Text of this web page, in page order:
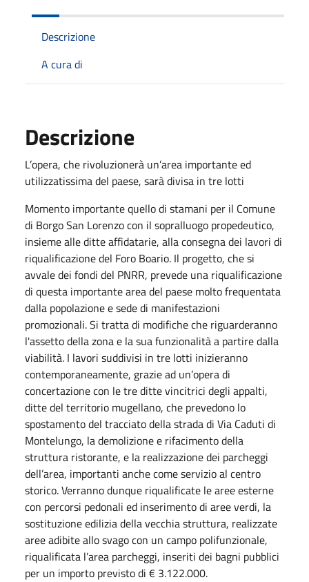
Descrizione
A cura di
Descrizione
L’opera, che rivoluzionerà un’area importante ed
utilizzatissima del paese, sarà divisa in tre lotti
Momento importante quello di stamani per il Comune
di Borgo San Lorenzo con il sopralluogo propedeutico,
insieme alle ditte affidatarie, alla consegna dei lavori di
riqualificazione del Foro Boario. Il progetto, che si
avvale dei fondi del PNRR, prevede una riqualificazione
di questa importante area del paese molto frequentata
dalla popolazione e sede di manifestazioni
promozionali. Si tratta di modifiche che riguarderanno
l'assetto della zona e la sua funzionalità a partire dalla
viabilità. I lavori suddivisi in tre lotti inizieranno
contemporaneamente, grazie ad un’opera di
concertazione con le tre ditte vincitrici degli appalti,
ditte del territorio mugellano, che prevedono lo
spostamento del tracciato della strada di Via Caduti di
Montelungo, la demolizione e rifacimento della
struttura ristorante, e la realizzazione dei parcheggi
dell’area, importanti anche come servizio al centro
storico. Verranno dunque riqualificate le aree esterne
con percorsi pedonali ed inserimento di aree verdi, la
sostituzione edilizia della vecchia struttura, realizzate
aree adibite allo svago con un campo polifunzionale,
riqualificata l’area parcheggi, inseriti dei bagni pubblici
per un importo previsto di € 3.122.000.